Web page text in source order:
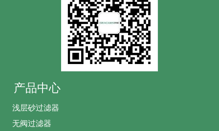
产品中心
浅层砂过滤器
无阀过滤器